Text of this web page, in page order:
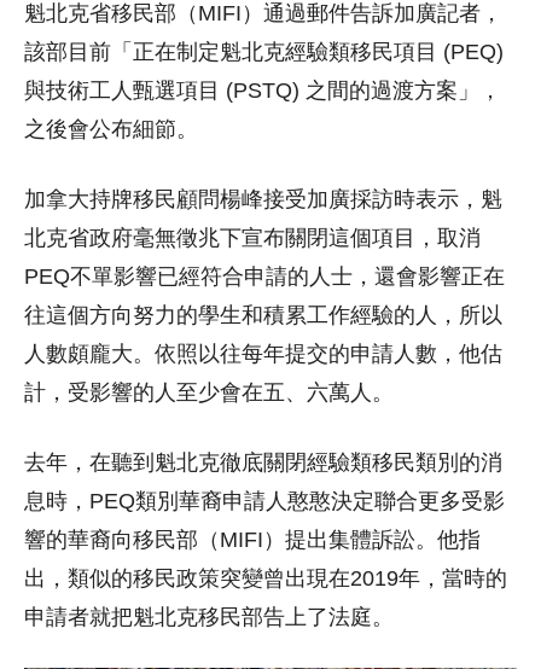
魁北克省移民部（MIFI）通過郵件告訴加廣記者，
該部目前「正在制定魁北克經驗類移民項目 (PEQ)
與技術工人甄選項目 (PSTQ) 之間的過渡方案」，
之後會公布細節。
加拿大持牌移民顧問楊峰接受加廣採訪時表示，魁
北克省政府毫無徵兆下宣布關閉這個項目，取消
PEQ不單影響已經符合申請的人士，還會影響正在
往這個方向努力的學生和積累工作經驗的人，所以
人數頗龐大。依照以往每年提交的申請人數，他估
計，受影響的人至少會在五、六萬人。
去年，在聽到魁北克徹底關閉經驗類移民類別的消
息時，PEQ類別華裔申請人憨憨決定聯合更多受影
響的華裔向移民部（MIFI）提出集體訴訟。他指
出，類似的移民政策突變曾出現在2019年，當時的
申請者就把魁北克移民部告上了法庭。